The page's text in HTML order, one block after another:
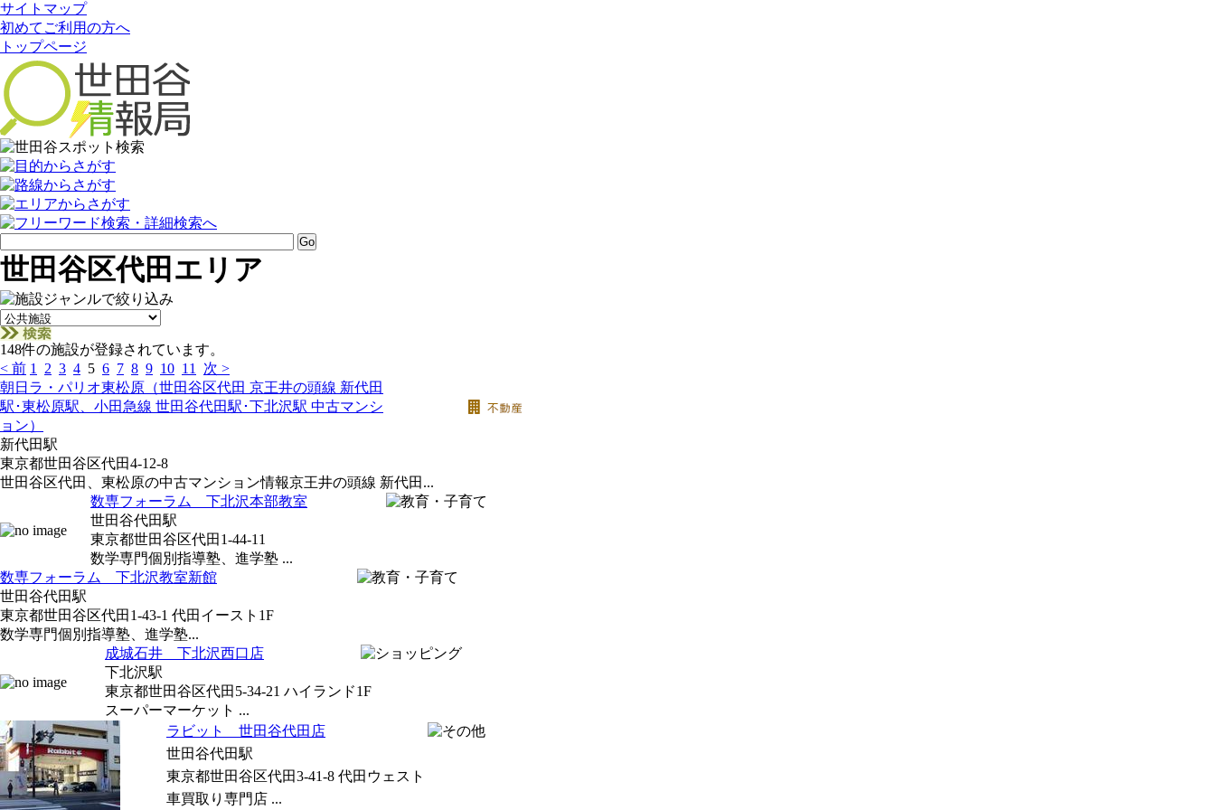
サイトマップ
初めてご利用の方へ
トップページ
世田谷区代田エリア
148件の施設が登録されています。
< 前 1 2 3 4 5 6 7 8 9 10 11
次 >
朝日ラ・パリオ東松原（世田谷区代田 京王井の頭線 新代田
駅･東松原駅、小田急線 世田谷代田駅･下北沢駅 中古マンシ
ョン）
新代田駅
東京都世田谷区代田4-12-8
世田谷区代田、東松原の中古マンション情報京王井の頭線 新代田...
数専フォーラム 下北沢本部教室
世田谷代田駅
東京都世田谷区代田1-44-11
数学専門個別指導塾、進学塾 ...
数専フォーラム 下北沢教室新館
世田谷代田駅
東京都世田谷区代田1-43-1 代田イースト1F
数学専門個別指導塾、進学塾...
成城石井 下北沢西口店
下北沢駅
東京都世田谷区代田5-34-21 ハイランド1F
スーパーマーケット ...
ラビット 世田谷代田店
世田谷代田駅
東京都世田谷区代田3-41-8 代田ウェスト
車買取り専門店 ...